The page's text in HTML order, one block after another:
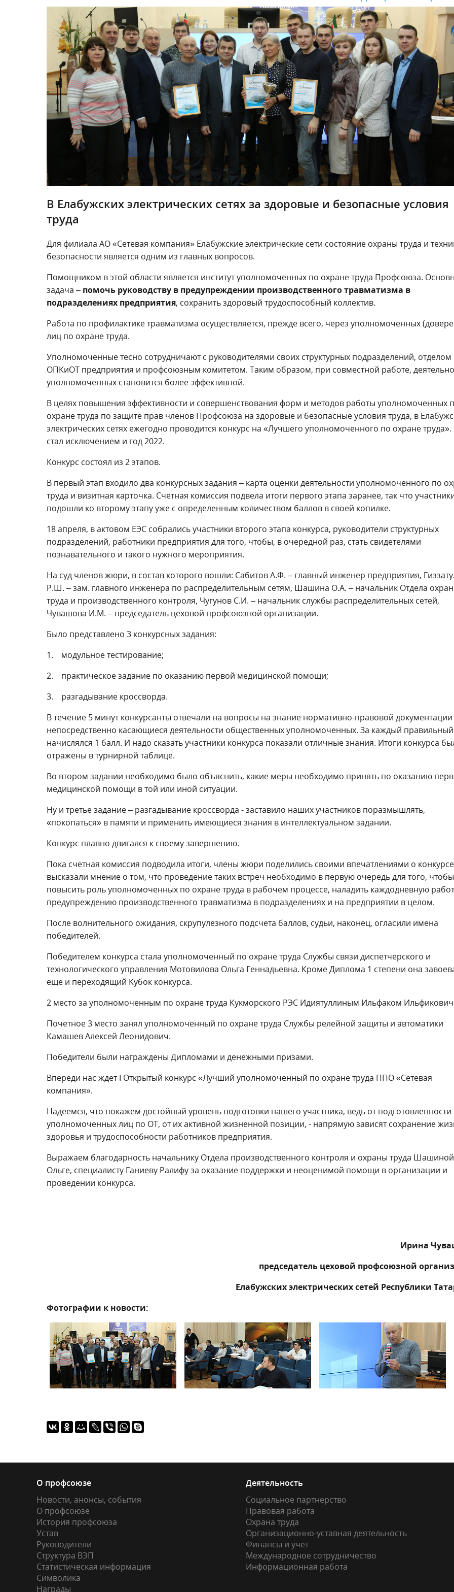
В Елабужских электрических сетях за здоровые и безопасные условия
труда
Для филиала АО «Сетевая компания» Елабужские электрические сети состояние охраны труда и
безопасности является одним из главных вопросов.
Помощником в этой области является институт уполномоченных по охране труда Профсоюза.
задача – помочь руководству в предупреждении производственного травматизма в
подразделениях предприятия, сохранить здоровый трудоспособный коллектив.
Работа по профилактике травматизма осуществляется, прежде всего, через уполномоченных
лиц по охране труда.
Уполномоченные тесно сотрудничают с руководителями своих структурных подразделений, отделом
ОПКиОТ предприятия и профсоюзным комитетом. Таким образом, при совместной работе,
уполномоченных становится более эффективной.
В целях повышения эффективности и совершенствования форм и методов работы уполномоченных
охране труда по защите прав членов Профсоюза на здоровые и безопасные условия труда, в
электрических сетях ежегодно проводится конкурс на «Лучшего уполномоченного по охране
стал исключением и год 2022.
Конкурс состоял из 2 этапов.
В первый этап входило два конкурсных задания – карта оценки деятельности уполномоченного по
труда и визитная карточка. Счетная комиссия подвела итоги первого этапа заранее, так что
подошли ко второму этапу уже с определенным количеством баллов в своей копилке.
18 апреля, в актовом ЕЭС собрались участники второго этапа конкурса, руководители структурных
подразделений, работники предприятия для того, чтобы, в очередной раз, стать свидетелями
познавательного и такого нужного мероприятия.
На суд членов жюри, в состав которого вошли: Сабитов А.Ф. – главный инженер предприятия,
Р.Ш. – зам. главного инженера по распределительным сетям, Шашина О.А. – начальник Отдела
труда и производственного контроля, Чугунов С.И. – начальник службы распределительных сетей,
Чувашова И.М. – председатель цеховой профсоюзной организации.
Было представлено 3 конкурсных задания:
1. модульное тестирование;
2. практическое задание по оказанию первой медицинской помощи;
3. разгадывание кроссворда.
В течение 5 минут конкурсанты отвечали на вопросы на знание нормативно-правовой документации
непосредственно касающиеся деятельности общественных уполномоченных. За каждый правильный
начислялся 1 балл. И надо сказать участники конкурса показали отличные знания. Итоги конкурса
отражены в турнирной таблице.
Во втором задании необходимо было объяснить, какие меры необходимо принять по оказанию
медицинской помощи в той или иной ситуации.
Ну и третье задание – разгадывание кроссворда - заставило наших участников поразмышлять,
«покопаться» в памяти и применить имеющиеся знания в интеллектуальном задании.
Конкурс плавно двигался к своему завершению.
Пока счетная комиссия подводила итоги, члены жюри поделились своими впечатлениями о
высказали мнение о том, что проведение таких встреч необходимо в первую очередь для того, чтобы
повысить роль уполномоченных по охране труда в рабочем процессе, наладить каждодневную
предупреждению производственного травматизма в подразделениях и на предприятии в целом.
После волнительного ожидания, скрупулезного подсчета баллов, судьи, наконец, огласили имена
победителей.
Победителем конкурса стала уполномоченный по охране труда Службы связи диспетчерского и
технологического управления Мотовилова Ольга Геннадьевна. Кроме Диплома 1 степени она
еще и переходящий Кубок конкурса.
2 место за уполномоченным по охране труда Кукморского РЭС Идиятуллиным Ильфаком
Почетное 3 место занял уполномоченный по охране труда Службы релейной защиты и автоматики
Камашев Алексей Леонидович.
Победители были награждены Дипломами и денежными призами.
Впереди нас ждет I Открытый конкурс «Лучший уполномоченный по охране труда ППО «Сетевая
компания».
Надеемся, что покажем достойный уровень подготовки нашего участника, ведь от подготовленности
уполномоченных лиц по ОТ, от их активной жизненной позиции, - напрямую зависят сохранение
здоровья и трудоспособности работников предприятия.
Выражаем благодарность начальнику Отдела производственного контроля и охраны труда Шашиной
Ольге, специалисту Ганиеву Ралифу за оказание поддержки и неоценимой помощи в организации и
проведении конкурса.
Ирина
председатель цеховой профсоюзной
Елабужских электрических сетей Республики
Фотографии к новости:
О профсоюзе
Новости, анонсы, события
О профсоюзе
История профсоюза
Устав
Руководители
Структура ВЭП
Статистическая информация
Символика
Награды
Деятельность
Социальное партнерство
Правовая работа
Охрана труда
Организационно-уставная деятельность
Финансы и учет
Международное сотрудничество
Информационная работа